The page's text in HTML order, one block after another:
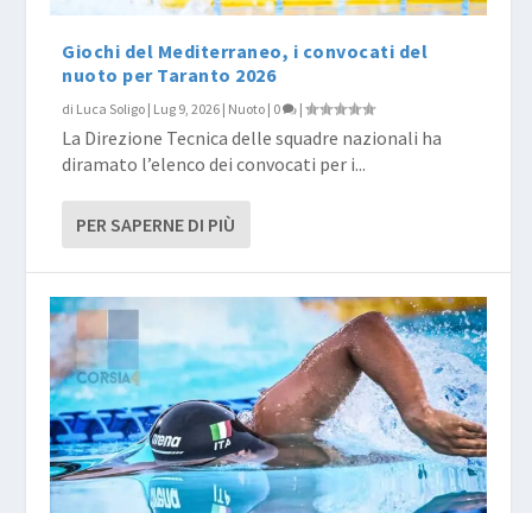
Giochi del Mediterraneo, i convocati del
nuoto per Taranto 2026
di Luca Soligo | Lug 9, 2026 | Nuoto | 0 |
La Direzione Tecnica delle squadre nazionali ha
diramato l’elenco dei convocati per i...
PER SAPERNE DI PIÙ